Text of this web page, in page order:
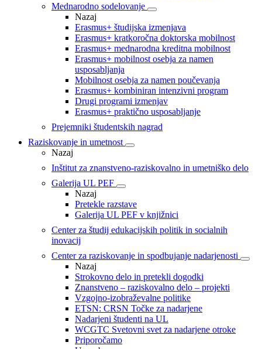
Mednarodno sodelovanje
Nazaj
Erasmus+ študijska izmenjava
Erasmus+ kratkoročna doktorska mobilnost
Erasmus+ mednarodna kreditna mobilnost
Erasmus+ mobilnost osebja za namen
usposabljanja
Mobilnost osebja za namen poučevanja
Erasmus+ kombiniran intenzivni program
Drugi programi izmenjav
Erasmus+ praktično usposabljanje
Prejemniki študentskih nagrad
Raziskovanje in umetnost
Nazaj
Inštitut za znanstveno-raziskovalno in umetniško delo
Galerija UL PEF
Nazaj
Pretekle razstave
Galerija UL PEF v knjižnici
Center za študij edukacijskih politik in socialnih
inovacij
Center za raziskovanje in spodbujanje nadarjenosti
Nazaj
Strokovno delo in pretekli dogodki
Znanstveno – raziskovalno delo – projekti
Vzgojno-izobraževalne politike
ETSN: CRSN Točke za nadarjene
Nadarjeni študenti na UL
WCGTC Svetovni svet za nadarjene otroke
Priporočamo